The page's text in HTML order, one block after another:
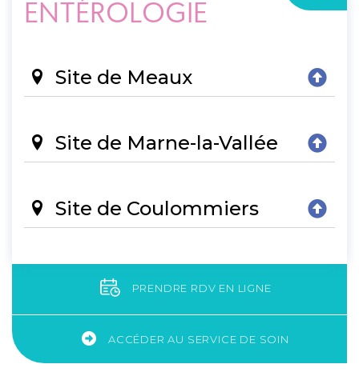
ENTÉROLOGIE
Site de Meaux
Site de Marne-la-Vallée
Site de Coulommiers
PRENDRE RDV EN LIGNE
ACCÉDER AU SERVICE DE SOIN